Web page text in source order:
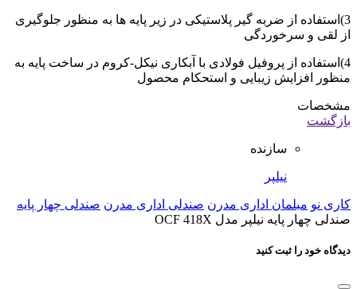
3)استفاده از ضربه گیر پلاستیکی در زیر پایه ها به منظور جلوگیری
از لقی و سرخوردگی
4)استفاده از پروفیل فولادی با آبکاری نیکل-کروم در ساخت پایه به
منظور افزایش زیبایی و استحکام محصول
مشخصات
بازگشت
سازنده
نیلپر
کاری نو مبلمان اداری مدرن صندلی اداری مدرن صندلی چهار پایه
صندلی چهار پایه نیلپر مدل OCF 418X
دیدگاه خود را ثبت کنید